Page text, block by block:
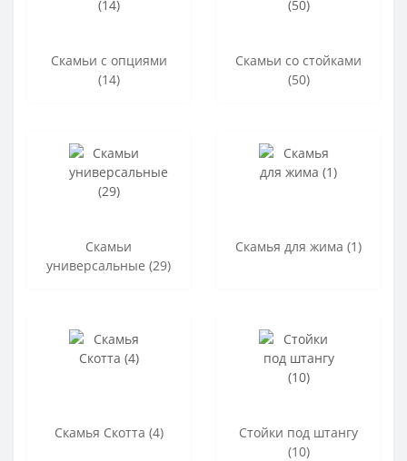
Скамьи с опциями
(14)
Скамьи со стойками
(50)
Скамьи
универсальные (29)
Скамья для жима (1)
Скамья Скотта (4)
Стойки под штангу
(10)